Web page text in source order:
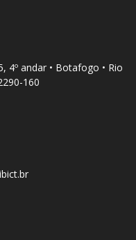
4º andar • Botafogo • Rio
160